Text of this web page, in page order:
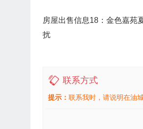
房屋出售信息18：金色嘉苑
扰
联系方式
提示： 联系我时，请说明在油